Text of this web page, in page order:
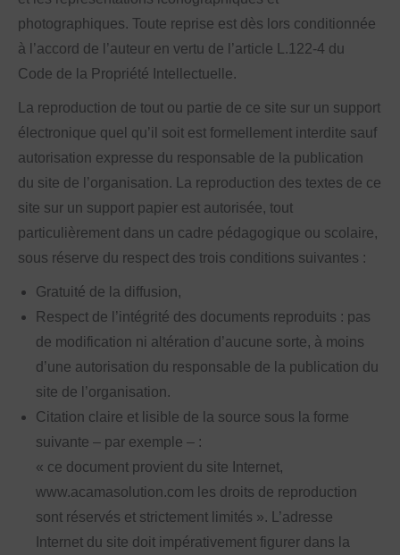
photographiques. Toute reprise est dès lors conditionnée
à l’accord de l’auteur en vertu de l’article L.122-4 du
Code de la Propriété Intellectuelle.
La reproduction de tout ou partie de ce site sur un support
électronique quel qu’il soit est formellement interdite sauf
autorisation expresse du responsable de la publication
du site de l’organisation. La reproduction des textes de ce
site sur un support papier est autorisée, tout
particulièrement dans un cadre pédagogique ou scolaire,
sous réserve du respect des trois conditions suivantes :
Gratuité de la diffusion,
Respect de l’intégrité des documents reproduits : pas
de modification ni altération d’aucune sorte, à moins
d’une autorisation du responsable de la publication du
site de l’organisation.
Citation claire et lisible de la source sous la forme
suivante – par exemple – :
« ce document provient du site Internet,
www.acamasolution.com les droits de reproduction
sont réservés et strictement limités ». L’adresse
Internet du site doit impérativement figurer dans la